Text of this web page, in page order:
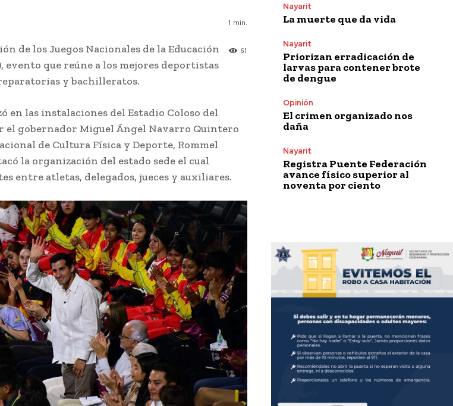
1 min.
61
de los Juegos Nacionales de la Educación
evento que reúne a los mejores deportistas
y bachilleratos.
en las instalaciones del Estadio Coloso del
el gobernador Miguel Ángel Navarro Quintero
de Cultura Física y Deporte, Rommel
la organización del estado sede el cual
entre atletas, delegados, jueces y auxiliares.
Nayarit
La muerte que da vida
Nayarit
Priorizan erradicación de
larvas para contener brote
de dengue
Opinión
El crimen organizado nos
daña
Nayarit
Registra Puente Federación
avance físico superior al
noventa por ciento